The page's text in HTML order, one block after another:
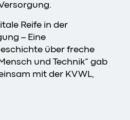
Reife in der
– Eine
über freche
und Technik“ gab
mit der KVWL,